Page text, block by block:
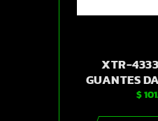
XTR-
GUANTES
ROSADO S
$